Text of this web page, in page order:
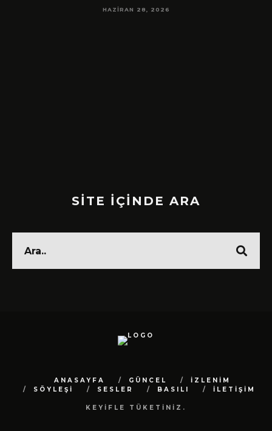
HAZIRAN 28, 2026
SİTE İÇİNDE ARA
ANASAYFA GÜNCEL
İZLENİM
SÖYLEŞİ
SESLER BASILI İLETİŞİM
KEYİFLE TÜKETİNİZ.